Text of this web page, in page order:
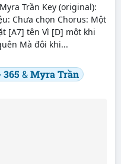
Trần Key (original):
Chưa chọn Chorus: Một
[A7] tên Vì [D] một khi
Mà đôi khi...
&Myra Trần